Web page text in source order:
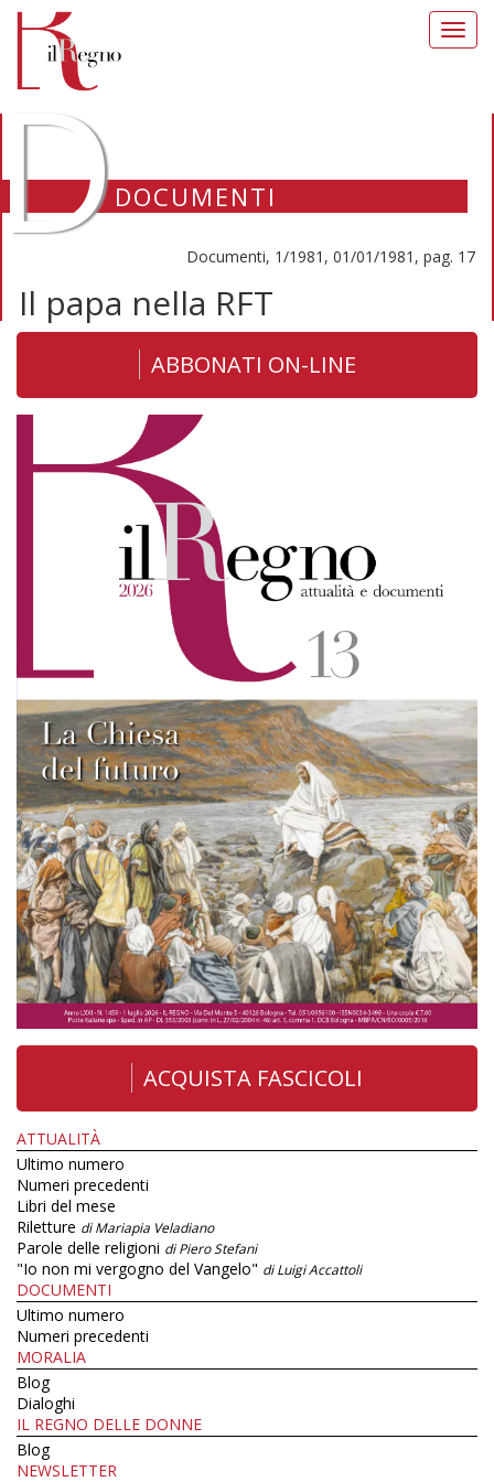
DOCUMENTI
Documenti, 1/1981, 01/01/1981, pag. 17
Il papa nella RFT
ABBONATI ON-LINE
ACQUISTA FASCICOLI
ATTUALITÀ
Ultimo numero
Numeri precedenti
Libri del mese
Riletture di Mariapia Veladiano
Parole delle religioni di Piero Stefani
"Io non mi vergogno del Vangelo" di Luigi Accattoli
DOCUMENTI
Ultimo numero
Numeri precedenti
MORALIA
Blog
Dialoghi
IL REGNO DELLE DONNE
Blog
NEWSLETTER